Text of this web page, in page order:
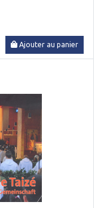
Ajouter au panier